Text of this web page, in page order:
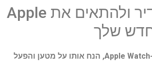
כיצד להגדיר ולהתאים את Apple
שחרר את ה-Apple Watch, הנח אותו על מטען והפעל